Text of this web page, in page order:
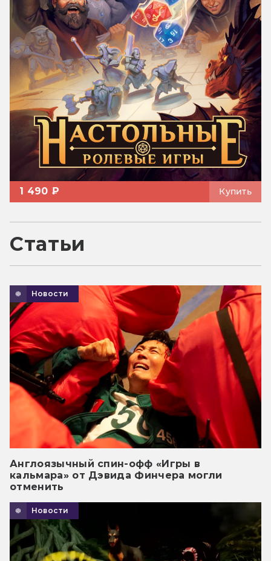
1 490 ₽ Купить
Статьи
Новости
Англоязычный спин-офф «Игры в
кальмара» от Дэвида Финчера могли
отменить
Новости